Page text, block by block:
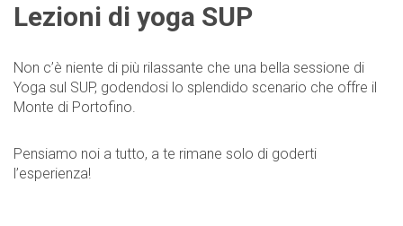
Lezioni di yoga SUP
Non c’è niente di più rilassante che una bella sessione di
Yoga sul SUP, godendosi lo splendido scenario che offre il
Monte di Portofino.
Pensiamo noi a tutto, a te rimane solo di goderti
l’esperienza!